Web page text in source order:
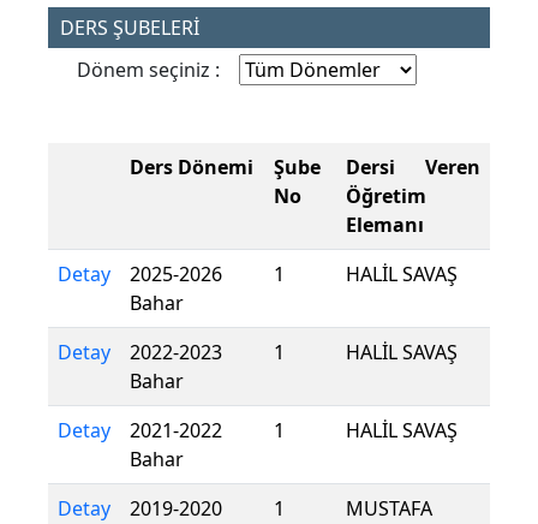
DERS ŞUBELERİ
Dönem seçiniz :
Ders Dönemi
Şube
No
Dersi Veren
Öğretim
Elemanı
Detay
2025-2026
Bahar
1 HALİL SAVAŞ
Detay
2022-2023
Bahar
1 HALİL SAVAŞ
Detay
2021-2022
Bahar
1 HALİL SAVAŞ
Detay 2019-2020 1 MUSTAFA